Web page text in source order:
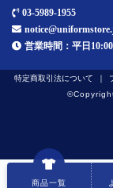
03-5989-1955
営業時間：平日
特定商取引法について
商品一覧